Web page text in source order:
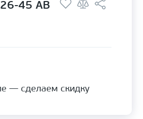
45 АВ
— сделаем скидку